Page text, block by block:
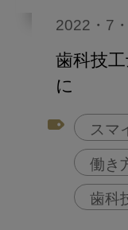
2022・7
歯科技
に
スマ
働き
歯科